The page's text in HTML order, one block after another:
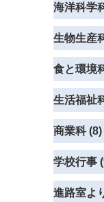
海洋科学
生物生産
食と環境
生活福祉
商業科 (8)
学校行事
進路室よ